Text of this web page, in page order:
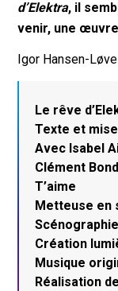
d’Elektra, il
venir, une
Igor Hansen-
Le rêve
Texte et
Avec Isabel
Clément
T’aime
Metteuse en
Création
Musique
Réalisation